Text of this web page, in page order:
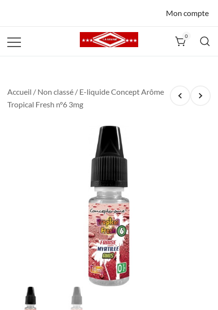
Mon compte
0
Accueil / Non classé / E-liquide Concept Arôme
Tropical Fresh n°6 3mg